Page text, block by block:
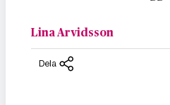
Lina Arvidsson
Dela